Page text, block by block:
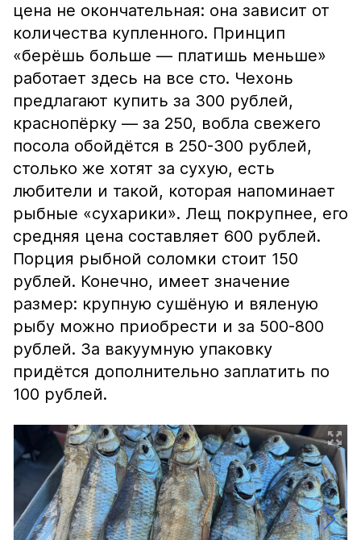
цена не окончательная: она зависит от
количества купленного. Принцип
«берёшь больше — платишь меньше»
работает здесь на все сто. Чехонь
предлагают купить за 300 рублей,
краснопёрку — за 250, вобла свежего
посола обойдётся в 250-300 рублей,
столько же хотят за сухую, есть
любители и такой, которая напоминает
рыбные «сухарики». Лещ покрупнее, его
средняя цена составляет 600 рублей.
Порция рыбной соломки стоит 150
рублей. Конечно, имеет значение
размер: крупную сушёную и вяленую
рыбу можно приобрести и за 500-800
рублей. За вакуумную упаковку
придётся дополнительно заплатить по
100 рублей.